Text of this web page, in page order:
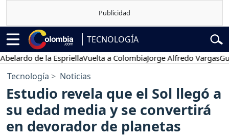
TECNOLOGÍA
de la EspriellaVuelta a ColombiaJorge Alfredo Vargas
Tecnología Noticias
Estudio revela que el Sol llegó a
su edad media y se convertirá
en devorador de planetas